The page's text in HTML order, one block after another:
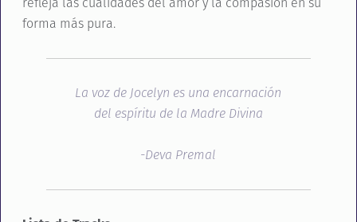
forma más pura.
La voz de Jocelyn es una encarnación
del espíritu de la Madre Divina
-Deva Premal